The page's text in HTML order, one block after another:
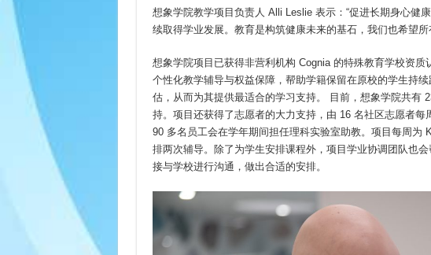
想象学院教学项目负责人 Alli Leslie 表示：“促进长期身心健
续取得学业发展。教育是构筑健康未来的基石，我们也希望
想象学院项目已获得非营利机构 Cognia 的特殊教育学校资
个性化教学辅导与权益保障，帮助学籍保留在原校的学生持
估，从而为其提供最适合的学习支持。 目前，想象学院共有
持。项目还获得了志愿者的大力支持，由 16 名社区志愿者
90 多名员工会在学年期间担任理科实验室助教。项目每周为
排两次辅导。除了为学生安排课程外，项目学业协调团队也
接与学校进行沟通，做出合适的安排。